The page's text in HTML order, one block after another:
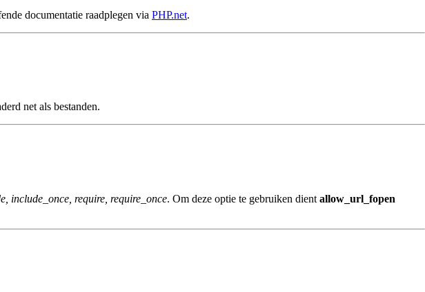
documentatie raadplegen via PHP.net.
net als bestanden.
include_once, require, require_once. Om deze optie te gebruiken dient allow_url_fopen